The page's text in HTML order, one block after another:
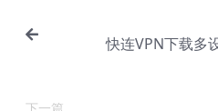
快连VPN下载多